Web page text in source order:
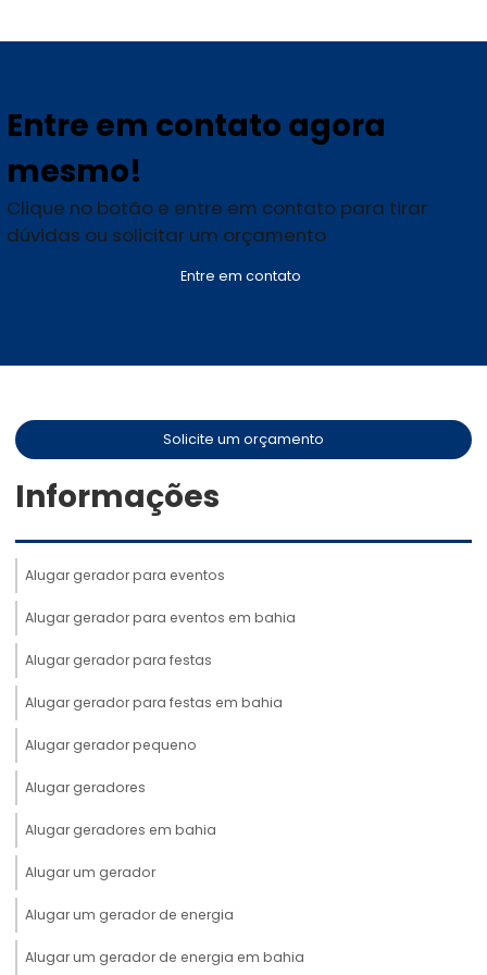
Entre em contato agora
mesmo!
Clique no botão e entre em contato para tirar
dúvidas ou solicitar um orçamento
Entre em contato
Solicite um orçamento
Informações
Alugar gerador para eventos
Alugar gerador para eventos em bahia
Alugar gerador para festas
Alugar gerador para festas em bahia
Alugar gerador pequeno
Alugar geradores
Alugar geradores em bahia
Alugar um gerador
Alugar um gerador de energia
Alugar um gerador de energia em bahia